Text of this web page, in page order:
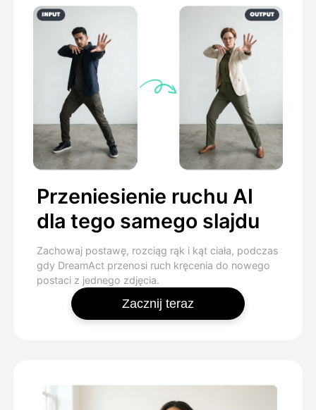
Przeniesienie ruchu AI
dla tego samego slajdu
Zachowaj postawę, rozciąg rąk i kąt ciała, podczas
gdy DreamAct przenosi ruch kręcenia do nowego
postaci z jednego zdjęcia.
Zacznij teraz